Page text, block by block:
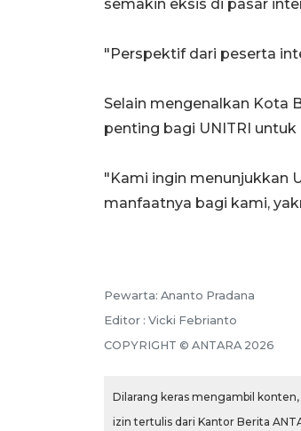
semakin eksis di pasar
"Perspektif dari peserta
Selain mengenalkan Kota
penting bagi UNITRI
"Kami ingin menunjukkan
manfaatnya bagi kami,
Pewarta: Ananto Pradana
Editor : Vicki Febrianto
COPYRIGHT © ANTARA 2026
Dilarang keras mengambil
izin tertulis dari Kantor Berita